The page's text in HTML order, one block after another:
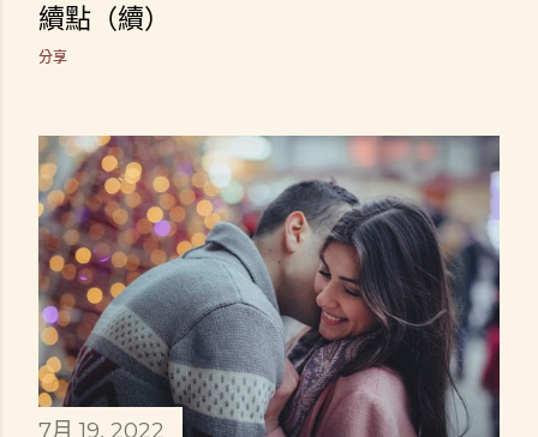
續點（續）
分享
7月 19, 2022